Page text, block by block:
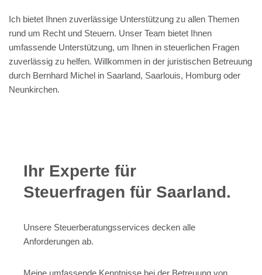
Ich bietet Ihnen zuverlässige Unterstützung zu allen Themen
rund um Recht und Steuern. Unser Team bietet Ihnen
umfassende Unterstützung, um Ihnen in steuerlichen Fragen
zuverlässig zu helfen. Willkommen in der juristischen Betreuung
durch Bernhard Michel in Saarland, Saarlouis, Homburg oder
Neunkirchen.
Ihr Experte für
Steuerfragen für Saarland.
Unsere Steuerberatungsservices decken alle
Anforderungen ab.